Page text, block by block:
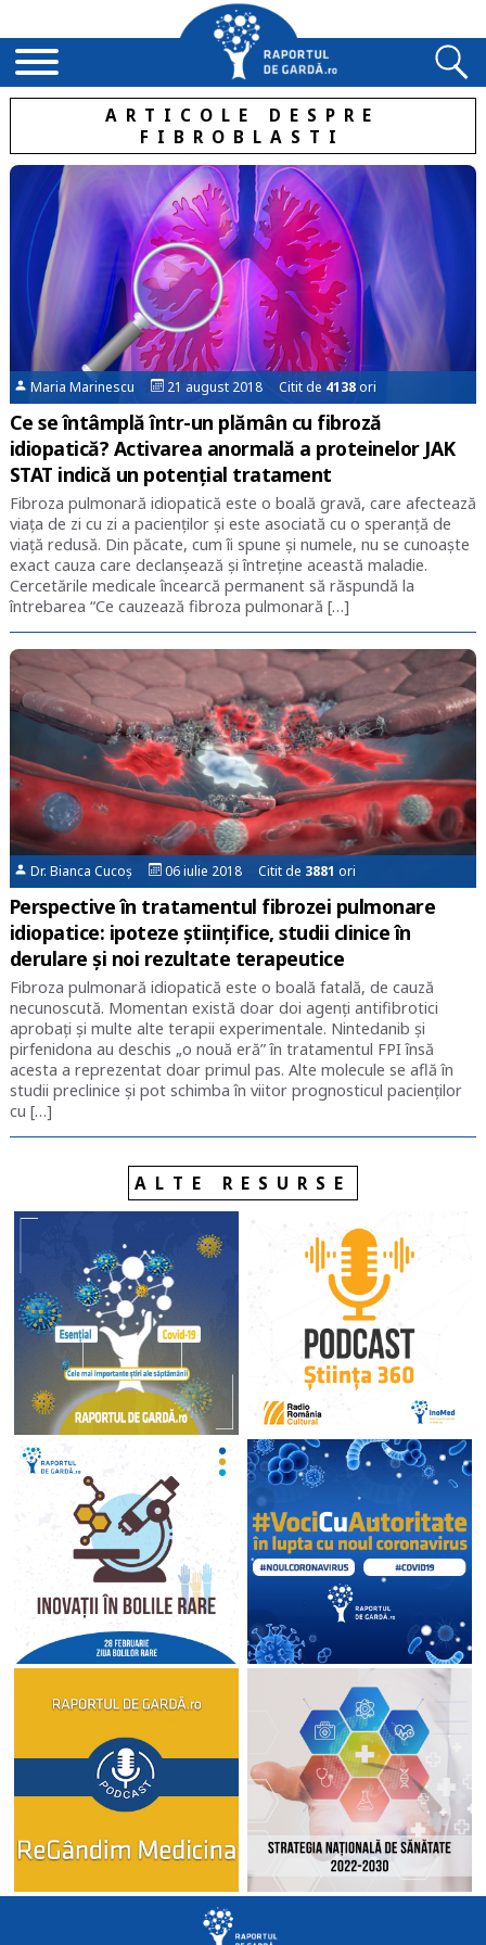
ARTICOLE DESPRE
FIBROBLASTI
Maria Marinescu 21 august 2018 Citit de 4138ori
Ce se întâmplă într-un plămân cu fibroză
idiopatică? Activarea anormală a proteinelor JAK
STAT indică un potențial tratament
Fibroza pulmonară idiopatică este o boală gravă, care afectează
viața de zi cu zi a pacienților și este asociată cu o speranță de
viață redusă. Din păcate, cum îi spune și numele, nu se cunoaște
exact cauza care declanșează și întreține această maladie.
Cercetările medicale încearcă permanent să răspundă la
întrebarea “Ce cauzează fibroza pulmonară […]
Dr. Bianca Cucoș 06 iulie 2018 Citit de 3881 ori
Perspective în tratamentul fibrozei pulmonare
idiopatice: ipoteze științifice, studii clinice în
derulare și noi rezultate terapeutice
Fibroza pulmonară idiopatică este o boală fatală, de cauză
necunoscută. Momentan există doar doi agenți antifibrotici
aprobați și multe alte terapii experimentale. Nintedanib și
pirfenidona au deschis „o nouă eră” în tratamentul FPI însă
acesta a reprezentat doar primul pas. Alte molecule se află în
studii preclinice și pot schimba în viitor prognosticul pacienților
cu […]
ALTE RESURSE